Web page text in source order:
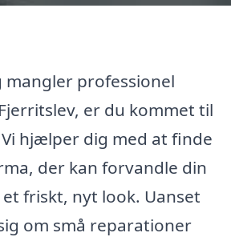
mangler professionel
er du kommet til
hjælper dig med at finde
der kan forvandle din
friskt, nyt look. Uanset
om små reparationer